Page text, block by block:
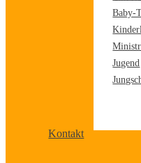
Baby-
Jugend
Kontakt